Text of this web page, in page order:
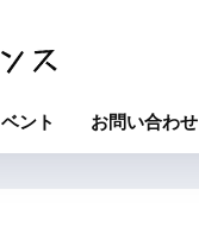
ント お問い合わせ